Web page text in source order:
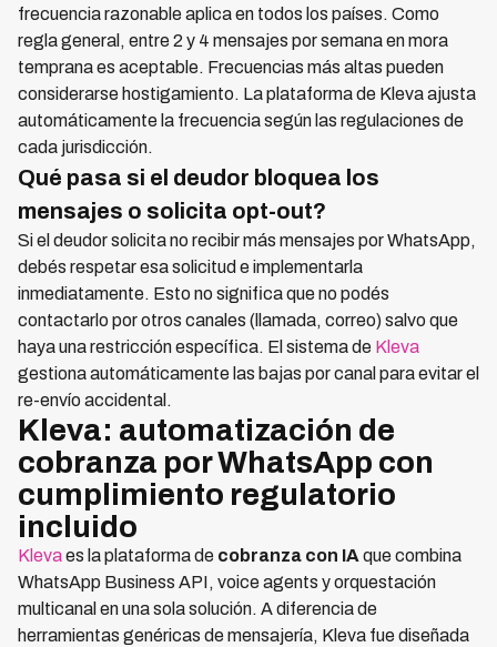
frecuencia razonable aplica en todos los países. Como
regla general, entre 2 y 4 mensajes por semana en mora
temprana es aceptable. Frecuencias más altas pueden
considerarse hostigamiento. La plataforma de Kleva ajusta
automáticamente la frecuencia según las regulaciones de
cada jurisdicción.
Qué pasa si el deudor bloquea los
mensajes o solicita opt-out?
Si el deudor solicita no recibir más mensajes por WhatsApp,
debés respetar esa solicitud e implementarla
inmediatamente. Esto no significa que no podés
contactarlo por otros canales (llamada, correo) salvo que
haya una restricción específica. El sistema de Kleva
gestiona automáticamente las bajas por canal para evitar el
re-envío accidental.
Kleva: automatización de
cobranza por WhatsApp con
cumplimiento regulatorio
incluido
Klevaes la plataforma de cobranza con IAque combina
WhatsApp Business API, voice agents y orquestación
multicanal en una sola solución. A diferencia de
herramientas genéricas de mensajería, Kleva fue diseñada